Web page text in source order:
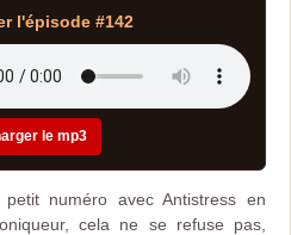
l'épisode #142
le mp3
petit numéro avec Antistress en
cela ne se refuse pas,